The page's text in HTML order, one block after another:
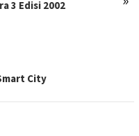
City